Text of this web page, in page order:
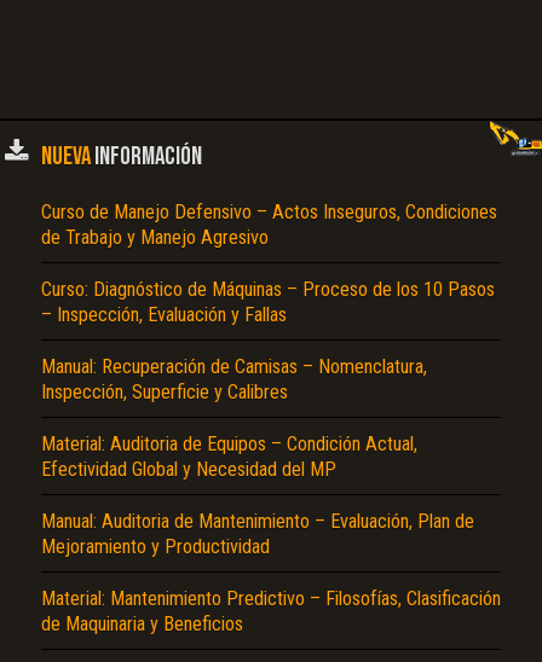
NUEVAINFORMACIÓN
Curso de Manejo Defensivo – Actos Inseguros, Condiciones
de Trabajo y Manejo Agresivo
Curso: Diagnóstico de Máquinas – Proceso de los 10 Pasos
– Inspección, Evaluación y Fallas
Manual: Recuperación de Camisas – Nomenclatura,
Inspección, Superficie y Calibres
Material: Auditoria de Equipos – Condición Actual,
Efectividad Global y Necesidad del MP
Manual: Auditoria de Mantenimiento – Evaluación, Plan de
Mejoramiento y Productividad
Material: Mantenimiento Predictivo – Filosofías, Clasificación
de Maquinaria y Beneficios